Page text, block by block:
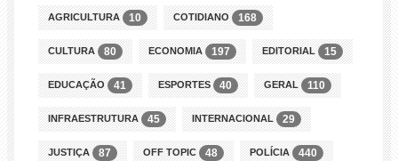
AGRICULTURA 10 COTIDIANO 168
CULTURA 80 ECONOMIA 197 EDITORIAL 15
EDUCAÇÃO 41 ESPORTES 40 GERAL 110
INFRAESTRUTURA 45 INTERNACIONAL 29
JUSTIÇA 87 OFF TOPIC 48 POLÍCIA 440